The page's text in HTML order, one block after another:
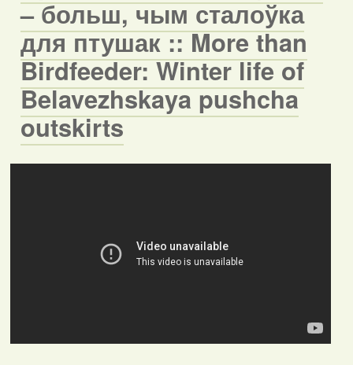
– больш, чым сталоўка
для птушак :: More than
Birdfeeder: Winter life of
Belavezhskaya pushcha
outskirts